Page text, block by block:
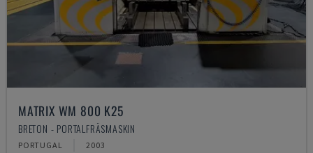
MATRIX WM 800 K25
BRETON - PORTALFRÄSMASKIN
PORTUGAL 2003